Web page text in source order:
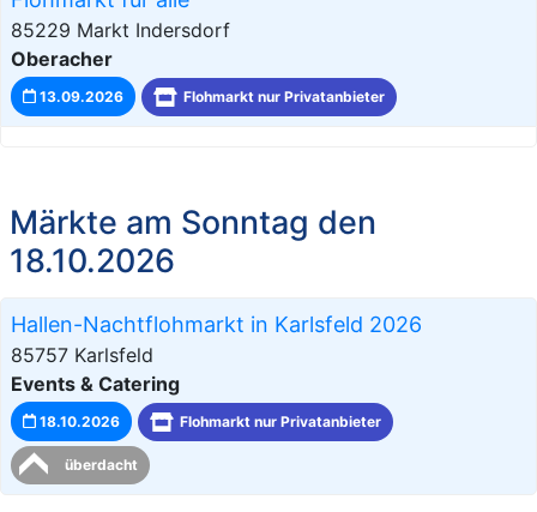
85229 Markt Indersdorf
Oberacher
13.09.2026 Flohmarkt nur Privatanbieter
Märkte am Sonntag den
18.10.2026
Hallen-Nachtflohmarkt in Karlsfeld 2026
85757 Karlsfeld
Events & Catering
18.10.2026 Flohmarkt nur Privatanbieter
überdacht